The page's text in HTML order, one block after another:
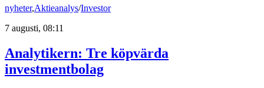
nyheter,Aktieanalys/Investor
7 augusti, 08:11
Analytikern: Tre köpvärda
investmentbolag